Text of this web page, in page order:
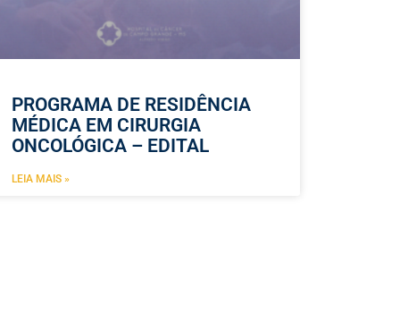
PROGRAMA DE RESIDÊNCIA
MÉDICA EM CIRURGIA
ONCOLÓGICA – EDITAL
LEIA MAIS »